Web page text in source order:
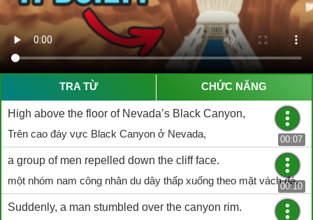
TRA TỪ CHỨC NĂNG
High above the floor of Nevada’s Black Canyon,
Trên cao đáy vực Black Canyon ở Nevada,
00:07
a group of men repelled down the cliff face.
một nhóm nam công nhân du dây thấp xuống theo mặt vách đá.
00:10
Suddenly, a man stumbled over the canyon rim.